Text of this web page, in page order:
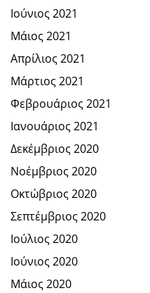
Ιούνιος 2021
Μάιος 2021
Απρίλιος 2021
Μάρτιος 2021
Φεβρουάριος 2021
Ιανουάριος 2021
Δεκέμβριος 2020
Νοέμβριος 2020
Οκτώβριος 2020
Σεπτέμβριος 2020
Ιούλιος 2020
Ιούνιος 2020
Μάιος 2020